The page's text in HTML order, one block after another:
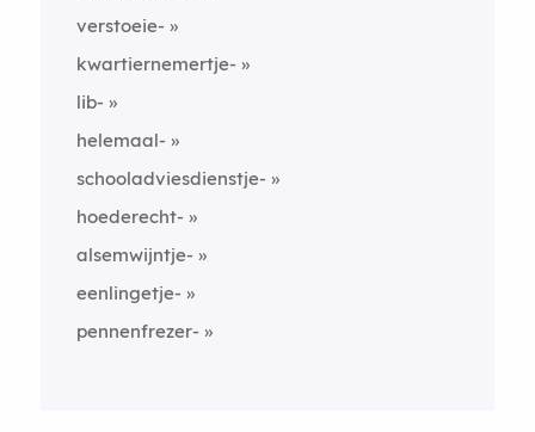
verstoeie-
kwartiernemertje-
lib-
helemaal-
schooladviesdienstje-
hoederecht-
alsemwijntje-
eenlingetje-
pennenfrezer-